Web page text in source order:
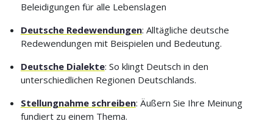
Beleidigungen für alle Lebenslagen
Deutsche Redewendungen: Alltägliche deutsche
Redewendungen mit Beispielen und Bedeutung.
Deutsche Dialekte: So klingt Deutsch in den
unterschiedlichen Regionen Deutschlands.
Stellungnahme schreiben: Äußern Sie Ihre Meinung
fundiert zu einem Thema.